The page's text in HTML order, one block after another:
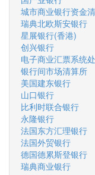
城市商业银行资金
瑞典北欧斯安银行
星展银行(香港)
创兴银行
电子商业汇票系统
银行间市场清算所
美国建东银行
山口银行
比利时联合银行
永隆银行
法国东方汇理银行
法国外贸银行
德国德累斯登银行
瑞典商业银行